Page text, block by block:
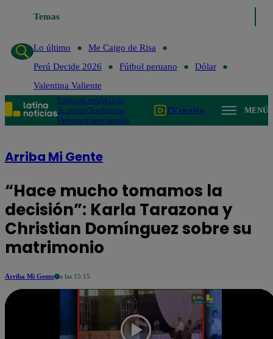
Temas
de Risa Perú Decide 2026
Lo último
Me Caigo de Risa
Perú Decide 2026
Fútbol peruano
Dólar
Valentina Valiente
PolíticaLimaMundo
Te ayudoTendencias
DeportesEspectáculos
TV en vivo MENÚ
Arriba Mi Gente
“Hace mucho tomamos la
decisión”: Karla Tarazona y
Christian Domínguez sobre su
matrimonio
Arriba Mi Gente a las 15:15